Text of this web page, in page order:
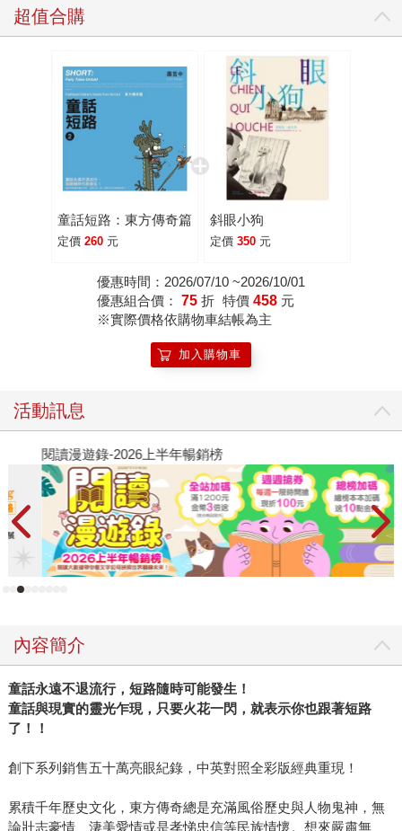
超值合購
童話短路：東方傳奇篇
定價 260 元
斜眼小狗
定價 350 元
優惠時間：2026/07/10 ~2026/10/01
優惠組合價： 75 折 特價 458 元
※實際價格依購物車結帳為主
加入購物車
活動訊息
閱讀漫遊錄-2026上半年暢銷榜
內容簡介
童話永遠不退流行，短路隨時可能發生！
童話與現實的靈光乍現，只要火花一閃，就表示你也跟著短路
了！！
創下系列銷售五十萬亮眼紀錄，中英對照全彩版經典重現！
累積千年歷史文化，東方傳奇總是充滿風俗歷史與人物鬼神，無
論壯志豪情、淒美愛情或是孝悌忠信等民族情懷。想來嚴肅無